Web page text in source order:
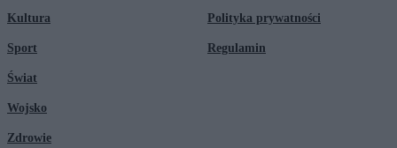
Kultura
Sport
Świat
Wojsko
Zdrowie
Polityka prywatności
Regulamin